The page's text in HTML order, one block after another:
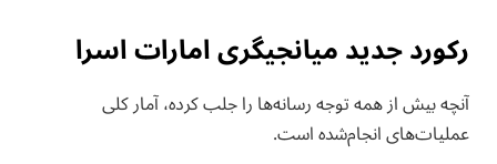
رکورد جدید میانجیگری امارات اسرا
آنچه بیش از همه توجه رسانه‌ها را جلب کرده، آمار کلی
عملیات‌های انجام‌شده است.